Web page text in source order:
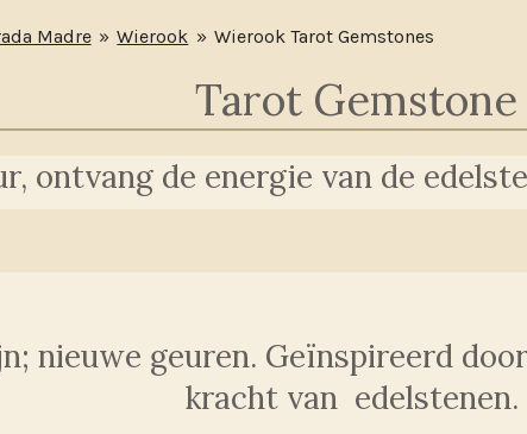
Madre » Wierook » Wierook Tarot Gemstones
Tarot Gemstone
ontvang de energie van de
nieuwe geuren. Geïnspireerd
kracht van edelstenen.